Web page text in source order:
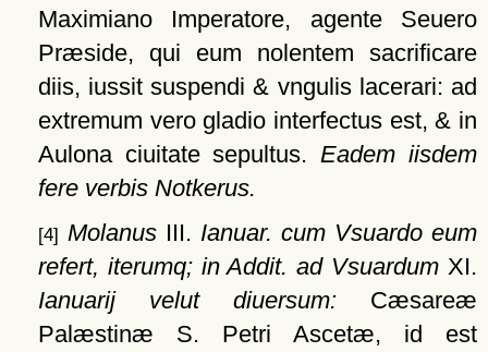
Maximiano Imperatore, agente Seuero
Præside, qui eum nolentem sacrificare
diis, iussit suspendi & vngulis lacerari: ad
extremum vero gladio interfectus est, & in
Aulona ciuitate sepultus.Eadem iisdem
fere verbis Notkerus.
[4] MolanusIII. Ianuar. cum Vsuardo eum
refert, iterumq; in Addit. ad Vsuardum XI.
Ianuarij velut diuersum:Cæsareæ
Palæstinæ S. Petri Ascetæ, id est